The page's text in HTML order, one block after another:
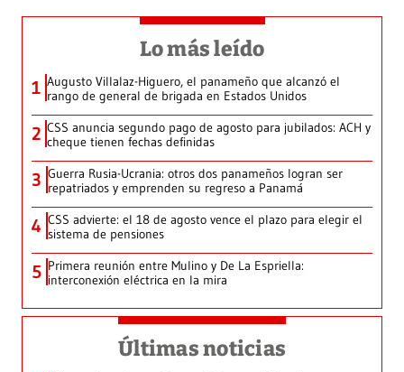
Lo más leído
1 Augusto Villalaz-Higuero, el panameño que alcanzó el
rango de general de brigada en Estados Unidos
2 CSS anuncia segundo pago de agosto para jubilados: ACH y
cheque tienen fechas definidas
3 Guerra Rusia-Ucrania: otros dos panameños logran ser
repatriados y emprenden su regreso a Panamá
4 CSS advierte: el 18 de agosto vence el plazo para elegir el
sistema de pensiones
5 Primera reunión entre Mulino y De La Espriella:
interconexión eléctrica en la mira
Últimas noticias